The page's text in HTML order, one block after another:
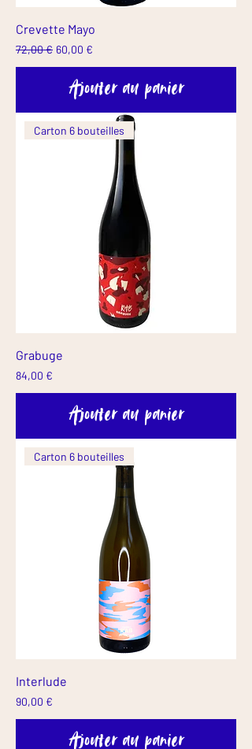
Crevette Mayo
Prix original
72,00 € Prix promotionnel
60,00 €
Ajouter au panier
Carton 6 bouteilles
Grabuge
Prix
84,00 €
Ajouter au panier
Carton 6 bouteilles
Interlude
Prix
90,00 €
Ajouter au panier